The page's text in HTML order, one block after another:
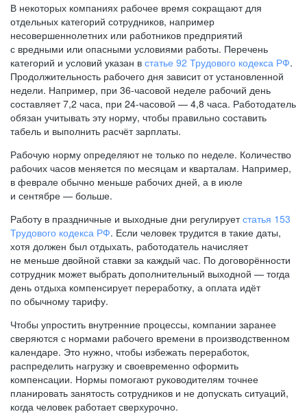
В некоторых компаниях рабочее время сокращают для
отдельных категорий сотрудников, например
несовершеннолетних или работников предприятий
с вредными или опасными условиями работы. Перечень
категорий и условий указан в статье 92 Трудового кодекса РФ.
Продолжительность рабочего дня зависит от установленной
недели. Например, при 36-часовой неделе рабочий день
составляет 7,2 часа, при 24-часовой — 4,8 часа. Работодатель
обязан учитывать эту норму, чтобы правильно составить
табель и выполнить расчёт зарплаты.
Рабочую норму определяют не только по неделе. Количество
рабочих часов меняется по месяцам и кварталам. Например,
в феврале обычно меньше рабочих дней, а в июле
и сентябре — больше.
Работу в праздничные и выходные дни регулируетстатья 153
Трудового кодекса РФ. Если человек трудится в такие даты,
хотя должен был отдыхать, работодатель начисляет
не меньше двойной ставки за каждый час. По договорённости
сотрудник может выбрать дополнительный выходной — тогда
день отдыха компенсирует переработку, а оплата идёт
по обычному тарифу.
Чтобы упростить внутренние процессы, компании заранее
сверяются с нормами рабочего времени в производственном
календаре. Это нужно, чтобы избежать переработок,
распределить нагрузку и своевременно оформить
компенсации. Нормы помогают руководителям точнее
планировать занятость сотрудников и не допускать ситуаций,
когда человек работает сверхурочно.